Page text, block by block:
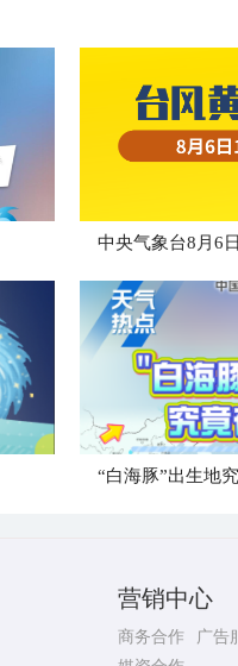
“白海豚”出生地
营销中心
商务合作
广告